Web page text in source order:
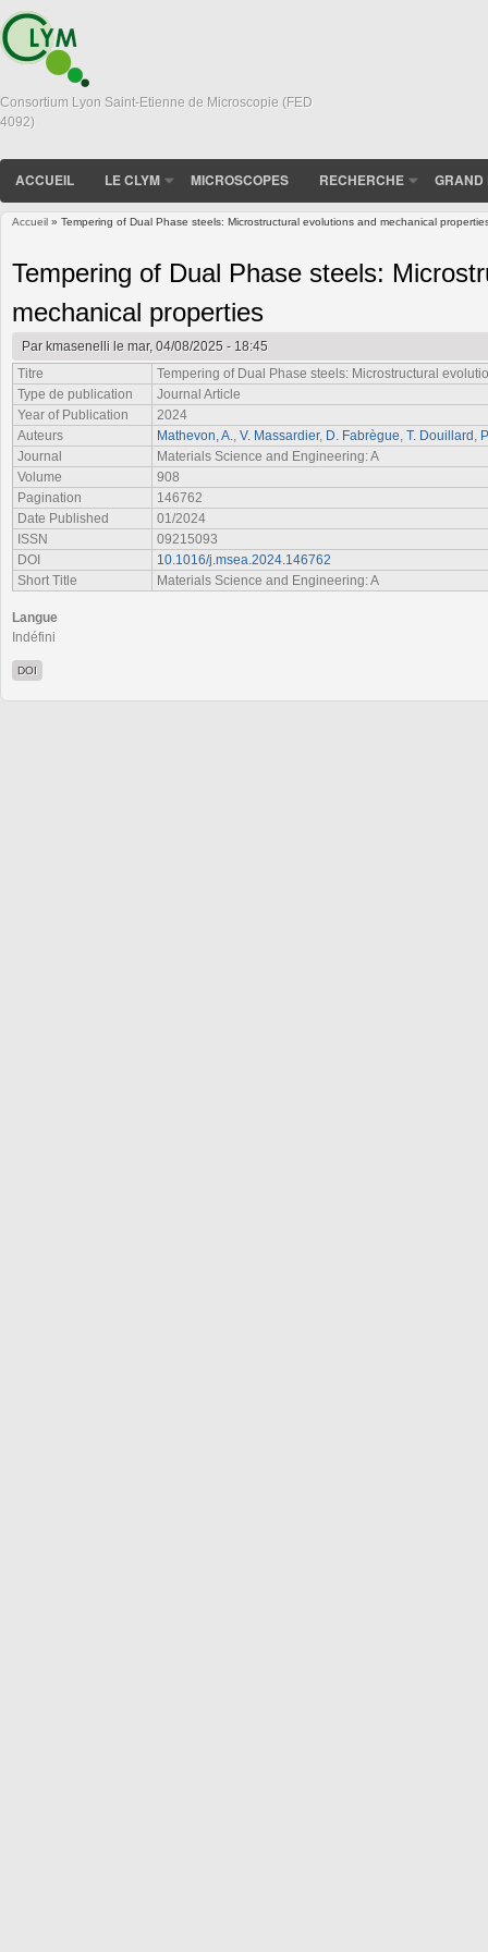
Consortium Lyon Saint-Etienne de Microscopie (FED
4092)
ACCUEIL LE CLYM MICROSCOPES RECHERCHE GRAND
Accueil » Tempering of Dual Phase steels: Microstructural evolutions and mechanical
Tempering of Dual Phase steels:
mechanical properties
Parkmasenelli le mar, 04/08/2025 - 18:45
Titre
Tempering of Dual Phase steels: Microstructural
Type de publication
Journal Article
Year of Publication
2024
Auteurs
Mathevon, A. V. Massardier, D. Fabrègue T. Douillard
Journal
Materials Science and Engineering: A
Volume
908
Pagination
146762
Date Published
01/2024
ISSN
09215093
DOI
10.1016/j.msea.2024.146762
Short Title
Materials Science and Engineering: A
Langue
Indéfini
DOI